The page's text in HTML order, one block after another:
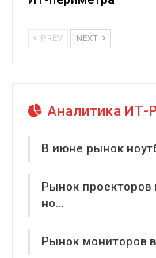
PREV NEXT
Аналитика ИТ-
В июне рынок
Рынок проекторов
но…
Рынок мониторов